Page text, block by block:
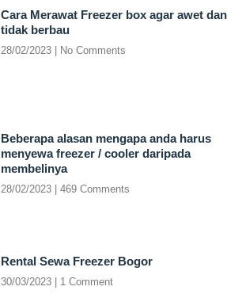
Cara Merawat Freezer box agar awet dan
tidak berbau
28/02/2023 No Comments
Beberapa alasan mengapa anda harus
menyewa freezer / cooler daripada
membelinya
28/02/2023 469 Comments
Rental Sewa Freezer Bogor
30/03/2023 1 Comment